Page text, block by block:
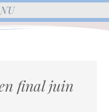
final juin